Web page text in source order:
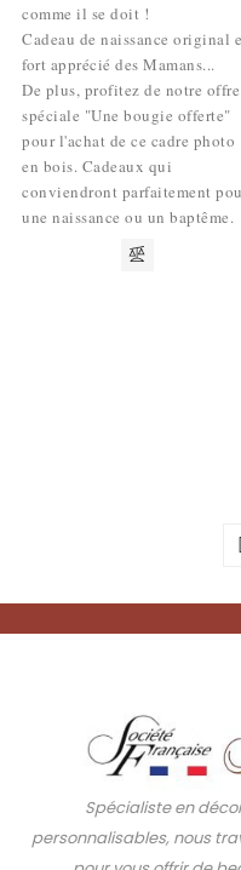
comme il se doit !
Cadeau de naissance original
fort apprécié des Mamans...
De plus, profitez de notre offre
spéciale "Une bougie offerte"
pour l'achat de ce cadre photo
en bois. Cadeaux qui
conviendront parfaitement
une naissance ou un baptême.
Spécialiste en
personnalisables, nous